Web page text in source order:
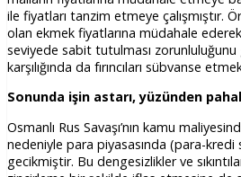
ile fiyatları tanzim etmeye çalışmıştır.
olan ekmek fiyatlarına müdahale
seviyede sabit tutulması
karşılığında da fırıncıları sübvanse
Sonunda işin astarı, yüzünden
Osmanlı Rus Savaşı’nın kamu
nedeniyle para piyasasında (para-
gecikmiştir. Bu dengesizlikler ve